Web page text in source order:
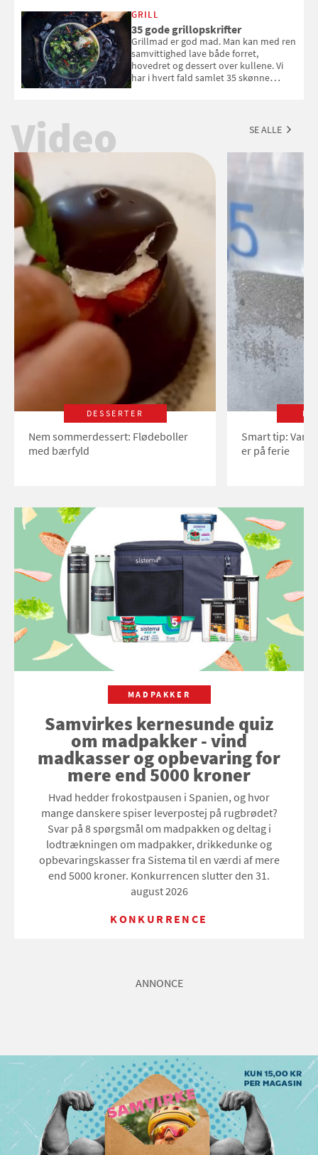
med i Samvirkes skønne vinquiz, hvor
du kan vinde 6 flasker vin fra Viña
Esmeralda. Konkurrencen slutter 1.
september 2026.
GRILL
35 gode grillopskrifter
Grillmad er god mad. Man kan med ren
samvittighed lave både forret,
hovedret og dessert over kullene. Vi
har i hvert fald samlet 35 skønne
Video SE ALLE
DESSERTER
Nem sommerdessert: Flødeboller
med bærfyld
Smart tip:
er på ferie
MADPAKKER
Samvirkes kernesunde quiz
om madpakker - vind
madkasser og opbevaring for
mere end 5000 kroner
Hvad hedder frokostpausen i Spanien, og hvor
mange danskere spiser leverpostej på rugbrødet?
Svar på 8 spørgsmål om madpakken og deltag i
lodtrækningen om madpakker, drikkedunke og
opbevaringskasser fra Sistema til en værdi af mere
end 5000 kroner. Konkurrencen slutter den 31.
august 2026
KONKURRENCE
ANNONCE